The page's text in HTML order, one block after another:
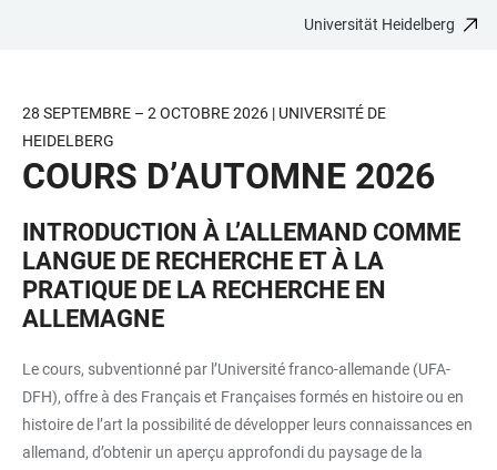
BARRIEREFREIHEIT
Universität Heidelberg
28 SEPTEMBRE – 2 OCTOBRE 2026 | UNIVERSITÉ DE
HEIDELBERG
COURS D’AUTOMNE 2026
INTRODUCTION À L’ALLEMAND COMME
LANGUE DE RECHERCHE ET À LA
PRATIQUE DE LA RECHERCHE EN
ALLEMAGNE
Le cours, subventionné par l’Université franco-allemande (UFA-
DFH), offre à des Français et Françaises formés en histoire ou en
histoire de l’art la possibilité de développer leurs connaissances en
allemand, d’obtenir un aperçu approfondi du paysage de la